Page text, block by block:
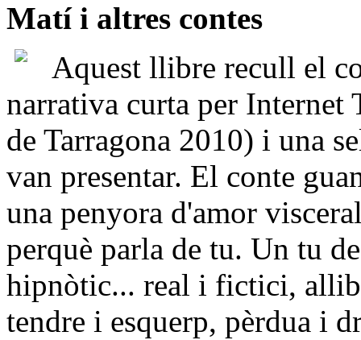
Matí i altres contes
Aquest llibre recull el
narrativa curta per
de Tarragona 2010) i una
van presentar. El conte
una penyora d'amor
perquè parla de tu. Un tu
hipnòtic... real i fictici,
tendre i esquerp, pèrdua i